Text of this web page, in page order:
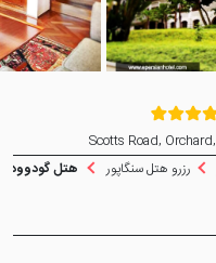
رزرو هتل سنگاپور هتل گودوود